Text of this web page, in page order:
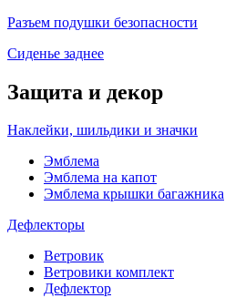
Разъем подушки безопасности
Сиденье заднее
Защита и декор
Наклейки, шильдики и значки
Эмблема
Эмблема на капот
Эмблема крышки багажника
Дефлекторы
Ветровик
Ветровики комплект
Дефлектор